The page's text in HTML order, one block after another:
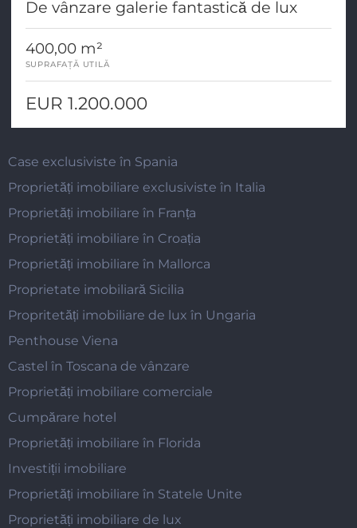
De vânzare galerie fantastică de lux
400,00 m²
SUPRAFAȚĂ UTILĂ
EUR 1.200.000
Case exclusiviste în Spania
Proprietăți imobiliare exclusiviste în Italia
Proprietăți imobiliare în Franța
Proprietăți imobiliare în Croația
Proprietăți imobiliare în Mallorca
Proprietate imobiliară Sicilia
Propritetăți imobiliare de lux în Ungaria
Penthouse Viena
Castel în Toscana de vânzare
Proprietăți imobiliare comerciale
Cumpărare hotel
Proprietăți imobiliare în Florida
Investiții imobiliare
Proprietăți imobiliare în Statele Unite
Proprietăți imobiliare de lux